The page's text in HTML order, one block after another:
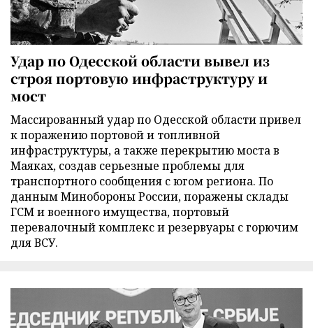
Удар по Одесской области вывел из
строя портовую инфраструктуру и
мост
Массированный удар по Одесской области привел
к поражению портовой и топливной
инфраструктуры, а также перекрытию моста в
Маяках, создав серьезные проблемы для
транспортного сообщения с югом региона. По
данным Минобороны России, поражены склады
ГСМ и военного имущества, портовый
перевалочный комплекс и резервуары с горючим
для ВСУ.